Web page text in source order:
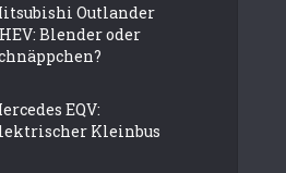
Outlander
Blender oder
EQV:
Kleinbus